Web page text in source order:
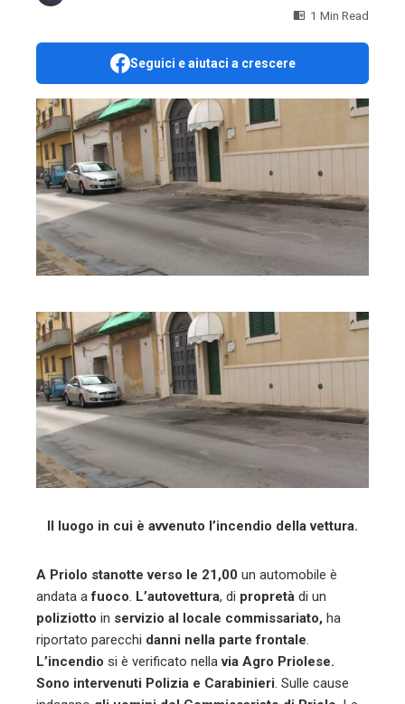
1 Min Read
Seguici e aiutaci a crescere
Il luogo in cui è avvenuto l’incendio della vettura.
A Priolo stanotte verso le 21,00 un automobile è
andata afuoco. L’autovettura, di propretà di un
poliziotto in servizio al locale commissariato, ha
riportato parecchi danni nella parte frontale.
L’incendio si è verificato nellavia Agro Priolese.
Sono intervenuti Polizia e Carabinieri. Sulle cause